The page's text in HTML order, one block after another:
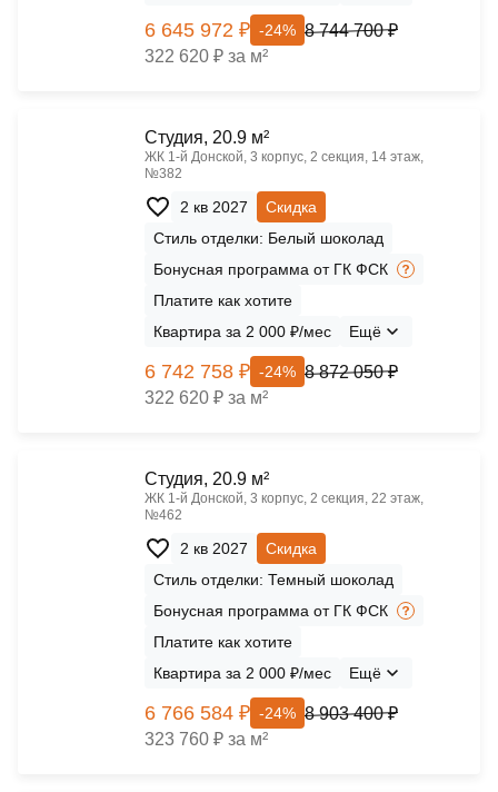
6 645 972 ₽ -24% 8 744 700 ₽
322 620 ₽ за м²
Cтудия, 20.9 м²
ЖК 1‑й Донской, 3 корпус, 2 секция, 14 этаж,
№382
2 кв 2027
Скидка
Стиль отделки: Белый шоколад
Бонусная программа от ГК ФСК
Платите как хотите
Квартира за 2 000 ₽/мес
Ещё
6 742 758 ₽ -24% 8 872 050 ₽
322 620 ₽ за м²
Cтудия, 20.9 м²
ЖК 1‑й Донской, 3 корпус, 2 секция, 22 этаж,
№462
2 кв 2027
Скидка
Стиль отделки: Темный шоколад
Бонусная программа от ГК ФСК
Платите как хотите
Квартира за 2 000 ₽/мес
Ещё
6 766 584 ₽ -24% 8 903 400 ₽
323 760 ₽ за м²